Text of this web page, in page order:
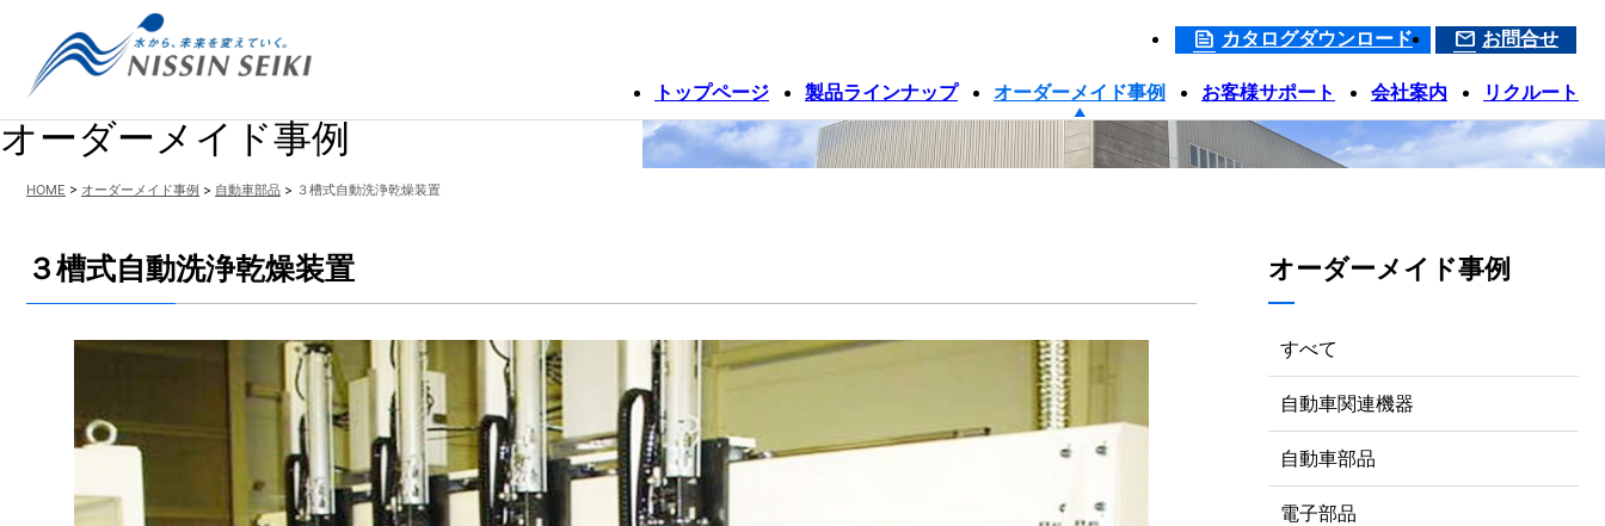
カタログダウンロード お問合せ
トップページ 製品ラインナップ オーダーメイド事例 お客様サポート 会社案内 リクルート
オーダーメイド事例
HOME > オーダーメイド事例 > 自動車部品 > ３槽式自動洗浄乾燥装置
３槽式自動洗浄乾燥装置 オーダーメイド事例
すべて
自動車関連機器
自動車部品
電子部品